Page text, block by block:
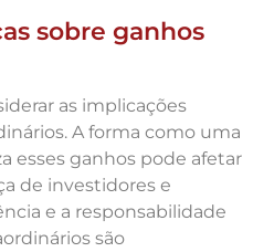
sobre ganhos
as implicações
A forma como uma
esses ganhos pode afetar
de investidores e
e a responsabilidade
são